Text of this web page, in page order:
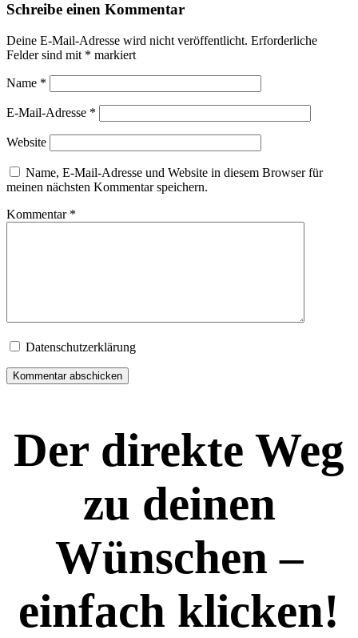
Schreibe einen Kommentar
Deine E-Mail-Adresse wird nicht veröffentlicht. Erforderliche
Felder sind mit * markiert
Name *
E-Mail-Adresse *
Website
Name, E-Mail-Adresse und Website in diesem Browser für
meinen nächsten Kommentar speichern.
Kommentar *
Datenschutzerklärung
Der direkte Weg
zu deinen
Wünschen –
einfach klicken!